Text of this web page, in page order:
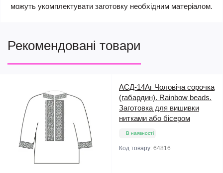
можуть укомплектувати заготовку необхідним матеріалом.
Рекомендовані товари
АСД-14Аг Чоловіча сорочка
(габардин). Rainbow beads.
Заготовка для вишивки
нитками або бісером
В наявності
Код товару: 64816